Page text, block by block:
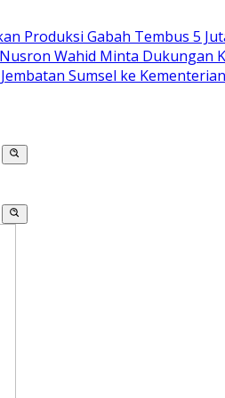
Produksi Gabah Tembus 5
Wahid Minta Dukungan
Sumsel ke